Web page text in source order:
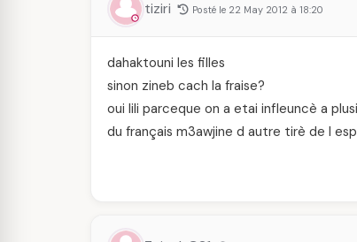
tiziri Posté le 22 May 2012 à 18:20
dahaktouni les filles
sinon zineb cach la fraise?
oui lili parceque on a etai infleuncè a
du français m3awjine d autre tirè de l